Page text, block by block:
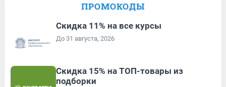
ПРОМОКОДЫ
Скидка 11% на все курсы
До 31 августа, 2026
Скидка 15% на ТОП-товары из
подборки